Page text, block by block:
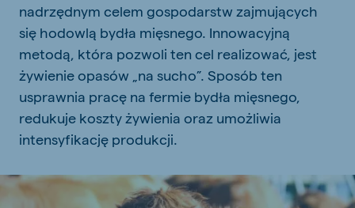
nadrzędnym celem gospodarstw zajmujących
się hodowlą bydła mięsnego. Innowacyjną
metodą, która pozwoli ten cel realizować, jest
żywienie opasów „na sucho”. Sposób ten
usprawnia pracę na fermie bydła mięsnego,
redukuje koszty żywienia oraz umożliwia
intensyfikację produkcji.